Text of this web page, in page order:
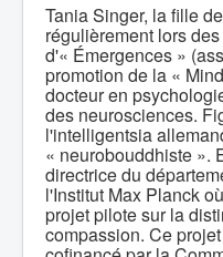
Tania Singer, la fille
régulièrement lors
d'« Émergences »
promotion de la «
docteur en
des neurosciences.
l'intelligentsia
« neurobouddhiste ».
directrice du
l'Institut Max Planck
projet pilote sur la
compassion. Ce